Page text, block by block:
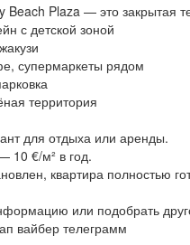
Beach Plaza — это закрытая
с детской зоной
супермаркеты рядом
территория
для отдыха или аренды.
10 €/м² в год.
квартира полностью
или подобрать
вайбер телеграмм